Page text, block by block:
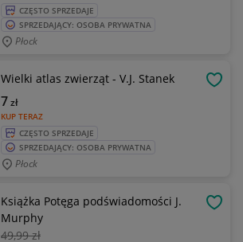
CZĘSTO SPRZEDAJE
SPRZEDAJĄCY: OSOBA PRYWATNA
Płock
Wielki atlas zwierząt - V.J. Stanek
KUP TERAZ
7zł
CZĘSTO SPRZEDAJE
SPRZEDAJĄCY: OSOBA PRYWATNA
Płock
Książka Potęga podświadomości J.
Murphy
49,99 zł